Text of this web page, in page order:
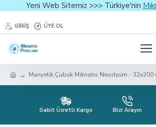
Yeni Web Sitemiz >>> Türkiye'nin
GIRIŞ ÜYE OL
Manyetik Çubuk Mıknatıs Neodyum -
Sabit Ücretli Kargo Bizi Arayın